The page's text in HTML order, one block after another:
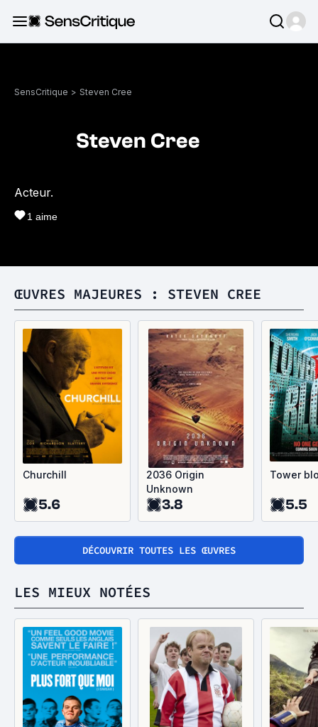
SensCritique > Steven Cree
Steven Cree
Acteur.
1 aime
ŒUVRES MAJEURES : STEVEN CREE
Churchill
5.6
2036 Origin
Unknown
3.8
Tower
5.5
DÉCOUVRIR TOUTES LES ŒUVRES
LES MIEUX NOTÉES